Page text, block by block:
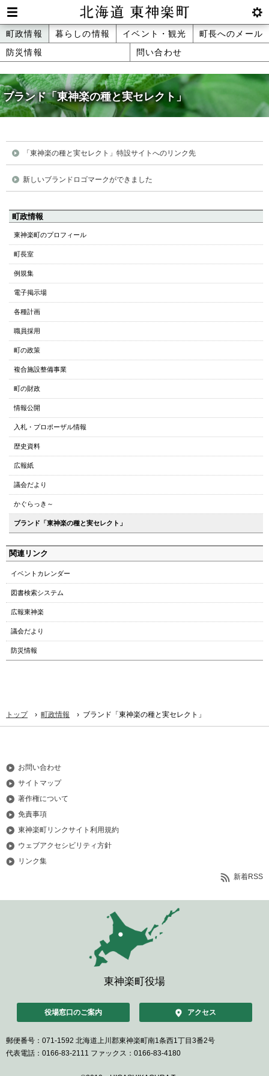
本
文
へ
メ
ニ
ュ
ー
Men
u
btnS
ettin
北海道 東神楽町 Hokkaido
メ
ニ
ュ
ー
町政情報 暮らしの情報 イベント・観光
町長へのメール
防災情報
問い合わせ
ブランド「東神楽の種と実セレクト」
「東神楽の種と実セレクト」特設サイトへのリンク先
新しいブランドロゴマークができました
ペ
ッ
本
メ
ー
町政情報
東神楽町のプロフィール
町長室
例規集
電子掲示場
各種計画
職員採用
町の政策
複合施設整備事業
町の財政
情報公開
入札・プロポーザル情報
歴史資料
広報紙
議会だより
かぐらっき～
ブランド「東神楽の種と実セレクト」
関連リンク
イベントカレンダー
図書検索システム
広報東神楽
議会だより
防災情報
トップ › 町政情報 › ブランド「東神楽の種と実セレクト」
お問い合わせ
サイトマップ
著作権について
免責事項
東神楽町リンクサイト利用規約
ウェブアクセシビリティ方針
リンク集
新着RSS
東神楽町役場
役場窓口のご案内 アクセス
郵便番号：071-1592 北海道上川郡東神楽町南1条西1丁目3番2号
代表電話：0166-83-2111 ファックス：0166-83-4180